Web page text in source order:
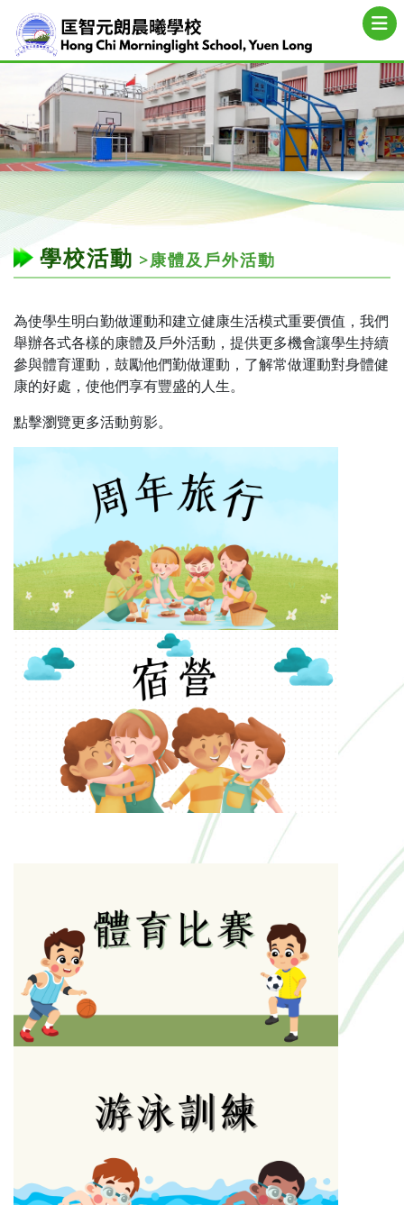
學校活動 >康體及戶外活動
為使學生明白勤做運動和建立健康生活模式重要價值，我們
舉辦各式各樣的康體及戶外活動，提供更多機會讓學生持續
參與體育運動，鼓勵他們勤做運動，了解常做運動對身體健
康的好處，使他們享有豐盛的人生。
點擊瀏覽更多活動剪影。